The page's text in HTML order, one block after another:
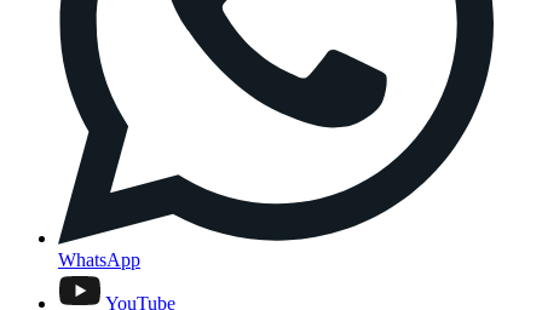
WhatsApp
YouTube